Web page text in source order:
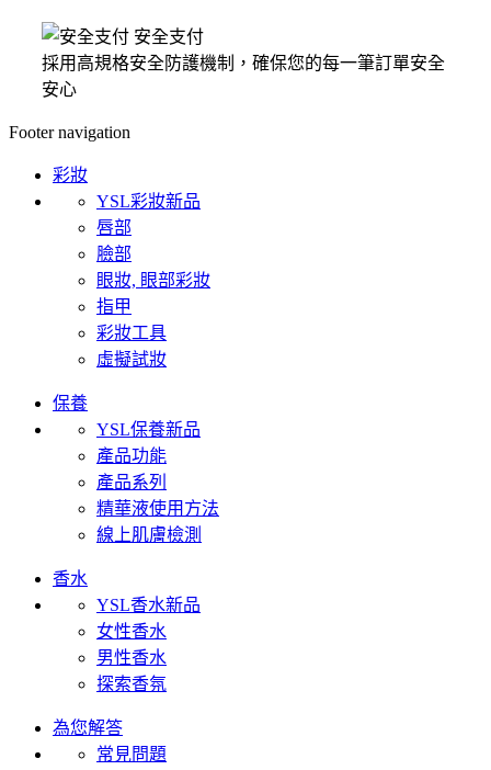
安全支付
採用高規格安全防護機制，確保您的每一筆訂單安全
安心
Footer navigation
彩妝
YSL彩妝新品
唇部
臉部
眼妝, 眼部彩妝
指甲
彩妝工具
虛擬試妝
保養
YSL保養新品
產品功能
產品系列
精華液使用方法
線上肌膚檢測
香水
YSL香水新品
女性香水
男性香水
探索香氛
為您解答
常見問題